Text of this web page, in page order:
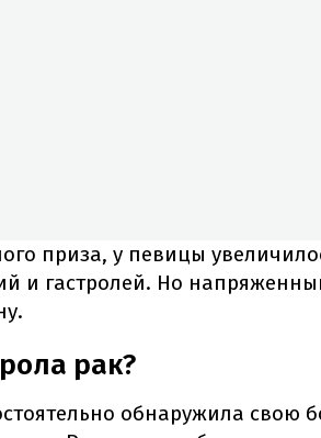
приза, у певицы
и гастролей. Но
рак?
обнаружила свою